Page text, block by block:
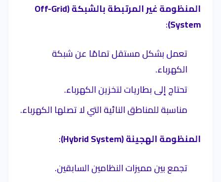
المنظومة غير المرتبطة بالشبكة (Off-Grid
System)
:
تعمل بشكل مستقل تمامًا عن شبكة
الكهرباء.
تحتاج إلى بطاريات لتخزين الكهرباء.
مناسبة للمناطق النائية التي لا تصلها الكهرباء.
المنظومة الهجينة (Hybrid System)
:
تجمع بين مميزات النظامين السابقين.